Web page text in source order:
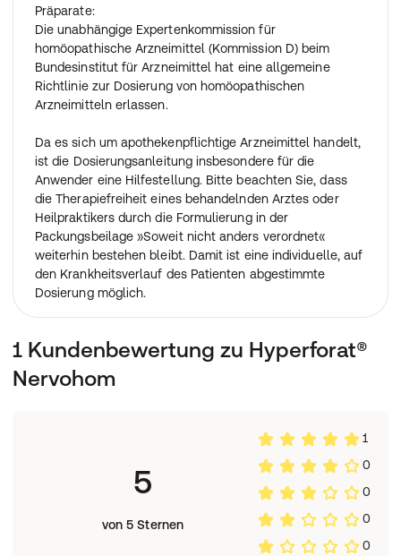
Präparate:
Die unabhängige Expertenkommission für
homöopathische Arzneimittel (Kommission D) beim
Bundesinstitut für Arzneimittel hat eine allgemeine
Richtlinie zur Dosierung von homöopathischen
Arzneimitteln erlassen.
Da es sich um apothekenpflichtige Arzneimittel handelt,
ist die Dosierungsanleitung insbesondere für die
Anwender eine Hilfestellung. Bitte beachten Sie, dass
die Therapiefreiheit eines behandelnden Arztes oder
Heilpraktikers durch die Formulierung in der
Packungsbeilage »Soweit nicht anders verordnet«
weiterhin bestehen bleibt. Damit ist eine individuelle, auf
den Krankheitsverlauf des Patienten abgestimmte
Dosierung möglich.
1 Kundenbewertung zu Hyperforat®
Nervohom
5
von 5 Sternen
1
0
0
0
0